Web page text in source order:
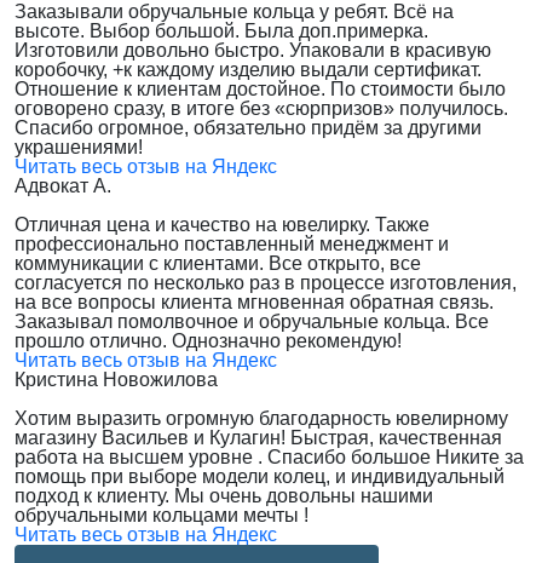
Заказывали обручальные кольца у ребят. Всё на
высоте. Выбор большой. Была доп.примерка.
Изготовили довольно быстро. Упаковали в красивую
коробочку, +к каждому изделию выдали сертификат.
Отношение к клиентам достойное. По стоимости было
оговорено сразу, в итоге без «сюрпризов» получилось.
Спасибо огромное, обязательно придём за другими
украшениями!
Читать весь отзыв на Яндекс
Адвокат А.
Отличная цена и качество на ювелирку. Также
профессионально поставленный менеджмент и
коммуникации с клиентами. Все открыто, все
согласуется по несколько раз в процессе изготовления,
на все вопросы клиента мгновенная обратная связь.
Заказывал помолвочное и обручальные кольца. Все
прошло отлично. Однозначно рекомендую!
Читать весь отзыв на Яндекс
Кристина Новожилова
Хотим выразить огромную благодарность ювелирному
магазину Васильев и Кулагин! Быстрая, качественная
работа на высшем уровне . Спасибо большое Никите за
помощь при выборе модели колец, и индивидуальный
подход к клиенту. Мы очень довольны нашими
обручальными кольцами мечты !
Читать весь отзыв на Яндекс